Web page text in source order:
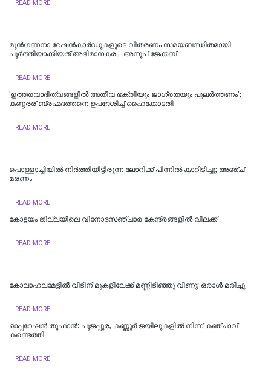
READ MORE
മുൻഗണനാ റേഷൻകാർഡുകളുടെ വിതരണം സമയബന്ധിതമായി
പൂർത്തിയാക്കിയത് അഭിമാനകരം- അനൂപ് ജേക്കബ്
READ MORE
'ഉത്തരവാദിത്വങ്ങളിൽ അതീവ ഭക്തിയും ജാഗ്രതയും പുലര്‍ത്തണം';
കണ്ഠരര് ബ്രഹ്മദത്തനെ ഉപദേശിച്ച് ഹൈക്കോടതി
READ MORE
പൊള്ളാച്ചിയില്‍ നിർത്തിയിട്ടിരുന്ന ലോറിക്ക് പിന്നിൽ കാറിടിച്ചു; അഞ്ച്
മരണം
READ MORE
കോട്ടയം ജില്ലയിലെ വിനോദസഞ്ചാര കേന്ദ്രങ്ങളിൽ വിലക്ക്
READ MORE
കോലാഹലമേട്ടിൽ വീടിന് മുകളിലേക്ക് മണ്ണിടിഞ്ഞു വീണു; ഒരാൾ മരിച്ചു
READ MORE
ഓപ്പറേഷൻ തൂഫാൻ: പൂജപ്പുര, കണ്ണൂർ ജയിലുകളിൽ നിന്ന് കഞ്ചാവ്
കണ്ടെത്തി
READ MORE